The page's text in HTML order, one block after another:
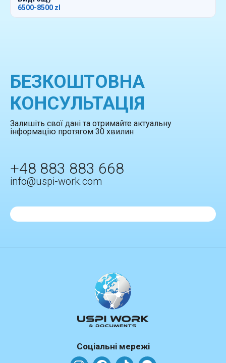
6500-8500 zl
БЕЗКОШТОВНА
КОНСУЛЬТАЦІЯ
Залишіть свої дані та отримайте актуальну
інформацію протягом 30 хвилин
+48 883 883 668
info@uspi-work.com
Соціальні мережі